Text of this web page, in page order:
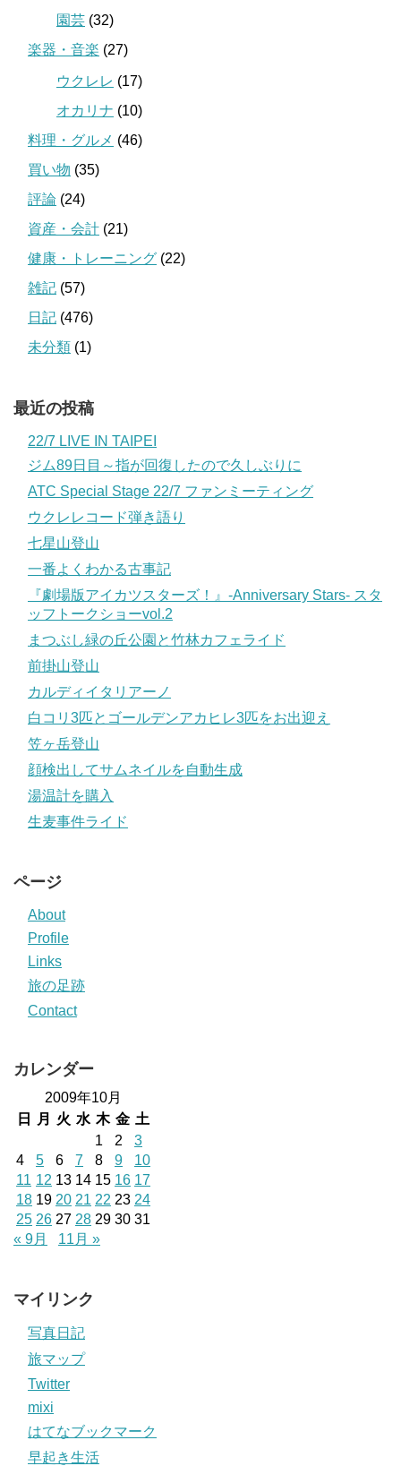
園芸 (32)
楽器・音楽 (27)
ウクレレ (17)
オカリナ (10)
料理・グルメ (46)
買い物 (35)
評論 (24)
資産・会計 (21)
健康・トレーニング (22)
雑記 (57)
日記 (476)
未分類 (1)
最近の投稿
22/7 LIVE IN TAIPEI
ジム89日目～指が回復したので久しぶりに
ATC Special Stage 22/7 ファンミーティング
ウクレレコード弾き語り
七星山登山
一番よくわかる古事記
『劇場版アイカツスターズ！』-Anniversary Stars- スタ
ッフトークショーvol.2
まつぶし緑の丘公園と竹林カフェライド
前掛山登山
カルディイタリアーノ
白コリ3匹とゴールデンアカヒレ3匹をお出迎え
笠ヶ岳登山
顔検出してサムネイルを自動生成
湯温計を購入
生麦事件ライド
ページ
About
Profile
Links
旅の足跡
Contact
カレンダー
2009年10月
日
月 火 水 木 金 土
1
2
3
4
5 6 7 8 9
10
11 12 13 14 15 16 17
18 19 20 21 22 23 24
25 26 27 28 29 30 31
« 9月
11月 »
マイリンク
写真日記
旅マップ
Twitter
mixi
はてなブックマーク
早起き生活